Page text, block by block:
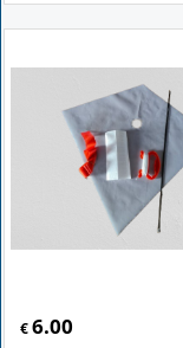
€ 6.00